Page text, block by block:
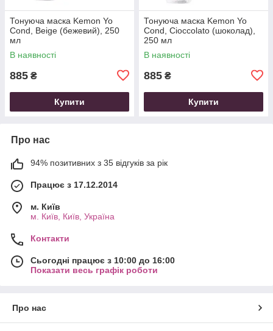
Тонуюча маска Kemon Yo
Cond, Beige (бежевий), 250
мл
В наявності
885 ₴
Купити
Тонуюча маска Kemon Yo
Cond, Cioccolato (шоколад),
250 мл
В наявності
885 ₴
Купити
Про нас
94% позитивних з 35 відгуків за рік
Працює з 17.12.2014
м. Київ
м. Київ, Київ, Україна
Контакти
Сьогодні працює з 10:00 до 16:00
Показати весь графік роботи
Про нас